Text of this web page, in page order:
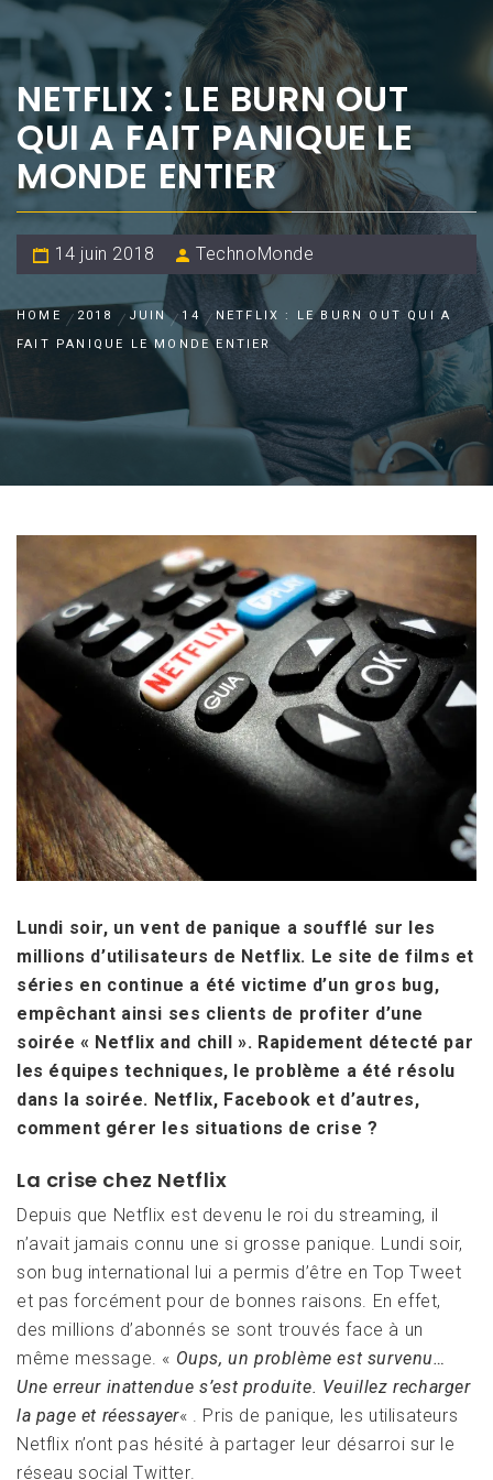
NETFLIX : LE BURN OUT
QUI A FAIT PANIQUE LE
MONDE ENTIER
14 juin 2018 TechnoMonde
HOME 2018 JUIN 14
NETFLIX : LE BURN OUT QUI A
FAIT PANIQUE LE MONDE ENTIER
Lundi soir, un vent de panique a soufflé sur les
millions d’utilisateurs de Netflix. Le site de films et
séries en continue a été victime d’un gros bug,
empêchant ainsi ses clients de profiter d’une
soirée « Netflix and chill ». Rapidement détecté par
les équipes techniques, le problème a été résolu
dans la soirée. Netflix, Facebook et d’autres,
comment gérer les situations de crise ?
La crise chez Netflix
Depuis que Netflix est devenu le roi du streaming, il
n’avait jamais connu une si grosse panique. Lundi soir,
son bug international lui a permis d’être en Top Tweet
et pas forcément pour de bonnes raisons. En effet,
des millions d’abonnés se sont trouvés face à un
même message. « Oups, un problème est survenu…
Une erreur inattendue s’est produite. Veuillez recharger
la page et réessayer« . Pris de panique, les utilisateurs
Netflix n’ont pas hésité à partager leur désarroi sur le
réseau social Twitter.